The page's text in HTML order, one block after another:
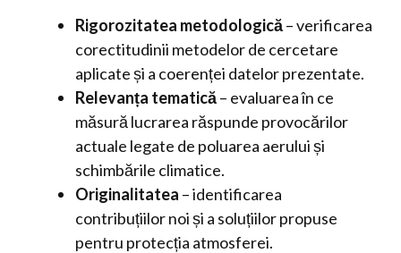
Rigorozitatea metodologică– verificarea
corectitudinii metodelor de cercetare
aplicate și a coerenței datelor prezentate.
Relevanța tematică– evaluarea în ce
măsură lucrarea răspunde provocărilor
actuale legate de poluarea aerului și
schimbările climatice.
Originalitatea – identificarea
contribuțiilor noi și a soluțiilor propuse
pentru protecția atmosferei.